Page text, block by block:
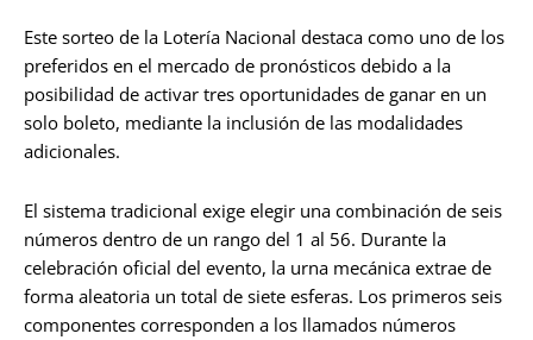
Este sorteo de la Lotería Nacional destaca como uno de los
preferidos en el mercado de pronósticos debido a la
posibilidad de activar tres oportunidades de ganar en un
solo boleto, mediante la inclusión de las modalidades
adicionales.
El sistema tradicional exige elegir una combinación de seis
números dentro de un rango del 1 al 56. Durante la
celebración oficial del evento, la urna mecánica extrae de
forma aleatoria un total de siete esferas. Los primeros seis
componentes corresponden a los llamados números